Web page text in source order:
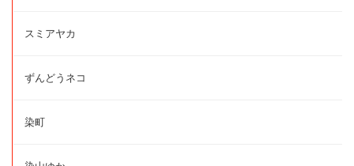
スミアヤカ
ずんどうネコ
染町